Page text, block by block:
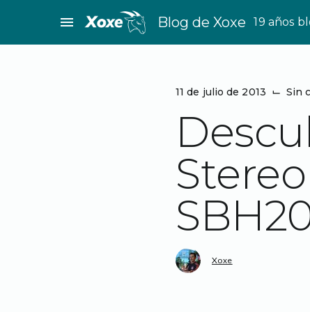
menu Blog de Xoxe 19 años
11 de julio de 2013 ⌙ Sin
Xoxe